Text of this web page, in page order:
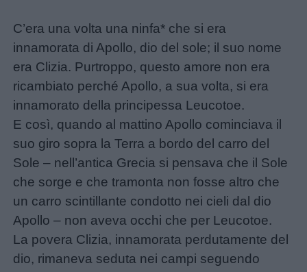
C’era una volta una ninfa* che si era
innamorata di Apollo, dio del sole; il suo nome
era Clizia. Purtroppo, questo amore non era
ricambiato perché Apollo, a sua volta, si era
innamorato della principessa Leucotoe.
E così, quando al mattino Apollo cominciava il
suo giro sopra la Terra a bordo del carro del
Sole – nell’antica Grecia si pensava che il Sole
che sorge e che tramonta non fosse altro che
un carro scintillante condotto nei cieli dal dio
Apollo – non aveva occhi che per Leucotoe.
La povera Clizia, innamorata perdutamente del
dio, rimaneva seduta nei campi seguendo